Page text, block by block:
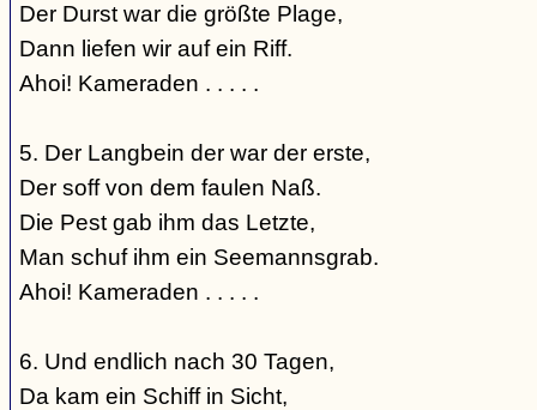
Der Durst war die größte Plage,
Dann liefen wir auf ein Riff.
Ahoi! Kameraden . . . . .
5. Der Langbein der war der erste,
Der soff von dem faulen Naß.
Die Pest gab ihm das Letzte,
Man schuf ihm ein Seemannsgrab.
Ahoi! Kameraden . . . . .
6. Und endlich nach 30 Tagen,
Da kam ein Schiff in Sicht,